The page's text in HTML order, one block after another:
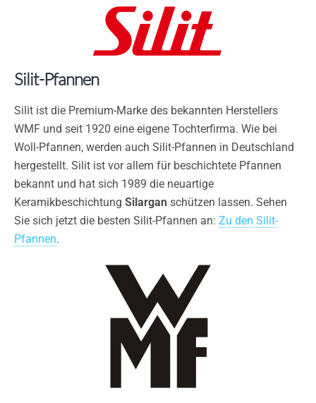
Silit-Pfannen
Silit ist die Premium-Marke des bekannten Herstellers
WMF und seit 1920 eine eigene Tochterfirma. Wie bei
Woll-Pfannen, werden auch Silit-Pfannen in Deutschland
hergestellt. Silit ist vor allem für beschichtete Pfannen
bekannt und hat sich 1989 die neuartige
Keramikbeschichtung Silargan schützen lassen. Sehen
Sie sich jetzt die besten Silit-Pfannen an: Zu den Silit-
Pfannen.